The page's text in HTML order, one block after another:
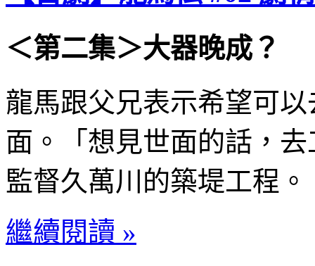
＜第二集＞大器晚成？
龍馬跟父兄表示希望可
面。「想見世面的話，
監督久萬川的築堤工程。
繼續閱讀 »